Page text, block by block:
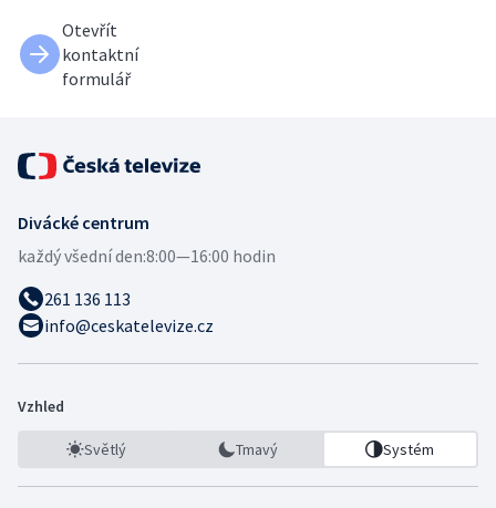
Otevřít
kontaktní
formulář
Divácké centrum
každý všední den:8:00—16:00 hodin
261 136 113
info@ceskatelevize.cz
Vzhled
Světlý Tmavý Systém